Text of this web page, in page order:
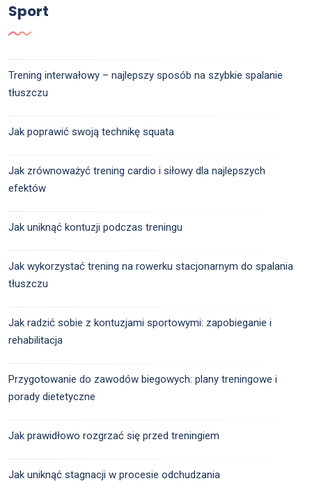
Sport
Trening interwałowy – najlepszy sposób na szybkie spalanie
tłuszczu
Jak poprawić swoją technikę squata
Jak zrównoważyć trening cardio i siłowy dla najlepszych
efektów
Jak uniknąć kontuzji podczas treningu
Jak wykorzystać trening na rowerku stacjonarnym do spalania
tłuszczu
Jak radzić sobie z kontuzjami sportowymi: zapobieganie i
rehabilitacja
Przygotowanie do zawodów biegowych: plany treningowe i
porady dietetyczne
Jak prawidłowo rozgrzać się przed treningiem
Jak uniknąć stagnacji w procesie odchudzania